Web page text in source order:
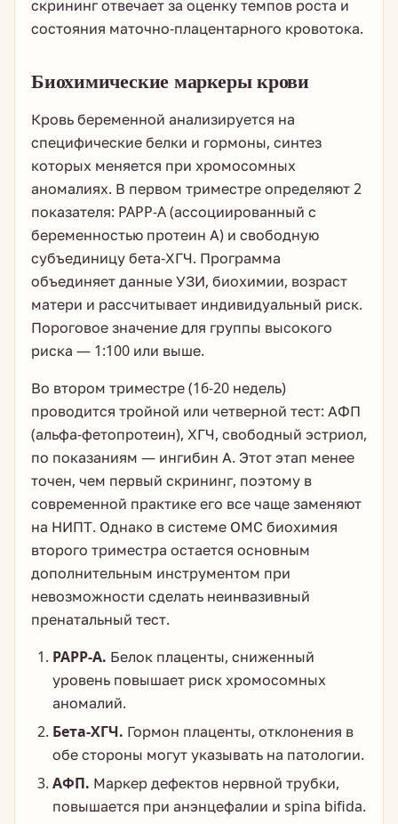
скрининг отвечает за оценку темпов роста и
состояния маточно-плацентарного кровотока.
Биохимические маркеры крови
Кровь беременной анализируется на
специфические белки и гормоны, синтез
которых меняется при хромосомных
аномалиях. В первом триместре определяют 2
показателя: PAPP-A (ассоциированный с
беременностью протеин А) и свободную
субъединицу бета-ХГЧ. Программа
объединяет данные УЗИ, биохимии, возраст
матери и рассчитывает индивидуальный риск.
Пороговое значение для группы высокого
риска — 1:100 или выше.
Во втором триместре (16-20 недель)
проводится тройной или четверной тест: АФП
(альфа-фетопротеин), ХГЧ, свободный эстриол,
по показаниям — ингибин А. Этот этап менее
точен, чем первый скрининг, поэтому в
современной практике его все чаще заменяют
на НИПТ. Однако в системе ОМС биохимия
второго триместра остается основным
дополнительным инструментом при
невозможности сделать неинвазивный
пренатальный тест.
PAPP-A. Белок плаценты, сниженный
уровень повышает риск хромосомных
аномалий.
Бета-ХГЧ. Гормон плаценты, отклонения в
обе стороны могут указывать на патологии.
АФП. Маркер дефектов нервной трубки,
повышается при анэнцефалии и spina bifida.